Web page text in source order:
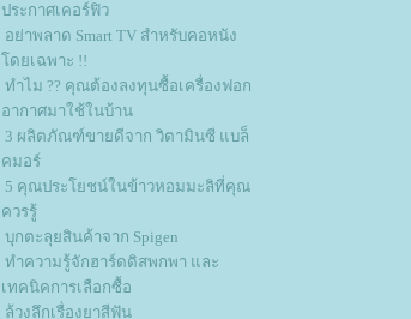
ประกาศเคอร์ฟิว
อย่าพลาด Smart TV สำหรับคอหนัง
ดยเฉพาะ !!
ทำไม ?? คุณต้องลงทุนซื้อเครื่องฟอก
อากาศมาใช้ในบ้าน
3 ผลิตภัณฑ์ขายดีจาก วิตามินซี แบล็
คมอร์
5 คุณประโยชน์ในข้าวหอมมะลิที่คุณ
ควรรู้
บุกตะลุยสินค้าจาก Spigen
ทำความรู้จักฮาร์ดดิสพกพา และ
เทคนิคการเลือกซื้อ
ล้วงลึกเรื่องยาสีฟัน